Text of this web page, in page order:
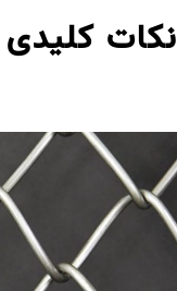
نکات